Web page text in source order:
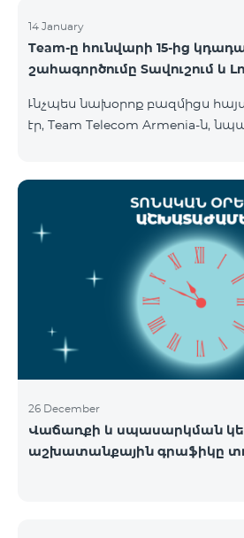
ցանկը ըստ մարզեր
14 January
Team-ը հունվարի 15-ից
շահագործումը Տավուշում և
Ւնչպես նախօրոք բազմիցս
էր, Team Telecom Armenia-ն,
կունենա փուլային
ցանցը կանջատվի Տավուշի և
2026թ.-ի հունվարի 15-ից:
անխափան հասանելությունն
նպատակով շարունակում է
առաջարկ, որը
բերել նոր տեխնոլոգիաներով
հեռախոսնե
26 December
Վաճառքի և սպասարկման
աշխատանքային գրաֆիկը